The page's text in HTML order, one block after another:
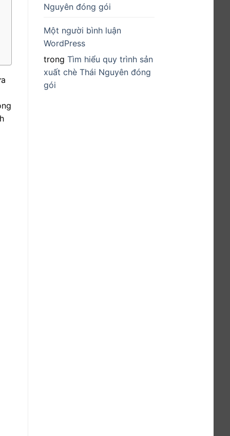
Nguyên đóng gói
Một người bình luận
WordPress
trong Tìm hiểu quy trình sản
xuất chè Thái Nguyên đóng
gói